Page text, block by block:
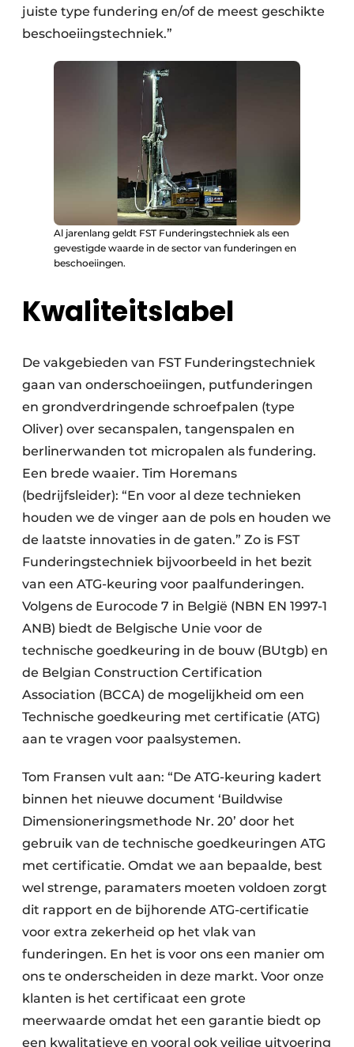
juiste type fundering en/of de meest geschikte
beschoeiingstechniek.”
Al jarenlang geldt FST Funderingstechniek als een
gevestigde waarde in de sector van funderingen en
beschoeiingen.
Kwaliteitslabel
De vakgebieden van FST Funderingstechniek
gaan van onderschoeiingen, putfunderingen
en grondverdringende schroefpalen (type
Oliver) over secanspalen, tangenspalen en
berlinerwanden tot micropalen als fundering.
Een brede waaier. Tim Horemans
(bedrijfsleider): “En voor al deze technieken
houden we de vinger aan de pols en houden we
de laatste innovaties in de gaten.” Zo is FST
Funderingstechniek bijvoorbeeld in het bezit
van een ATG-keuring voor paalfunderingen.
Volgens de Eurocode 7 in België (NBN EN 1997-1
ANB) biedt de Belgische Unie voor de
technische goedkeuring in de bouw (BUtgb) en
de Belgian Construction Certification
Association (BCCA) de mogelijkheid om een
Technische goedkeuring met certificatie (ATG)
aan te vragen voor paalsystemen.
Tom Fransen vult aan: “De ATG-keuring kadert
binnen het nieuwe document ‘Buildwise
Dimensioneringsmethode Nr. 20’ door het
gebruik van de technische goedkeuringen ATG
met certificatie. Omdat we aan bepaalde, best
wel strenge, paramaters moeten voldoen zorgt
dit rapport en de bijhorende ATG-certificatie
voor extra zekerheid op het vlak van
funderingen. En het is voor ons een manier om
ons te onderscheiden in deze markt. Voor onze
klanten is het certificaat een grote
meerwaarde omdat het een garantie biedt op
een kwalitatieve en vooral ook veilige uitvoering